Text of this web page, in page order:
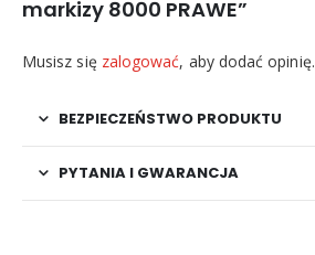
markizy 8000 PRAWE”
Musisz się zalogować, aby dodać opinię.
BEZPIECZEŃSTWO PRODUKTU
PYTANIA I GWARANCJA